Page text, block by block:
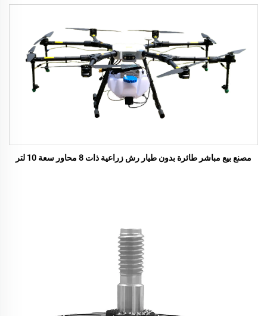
مصنع بيع مباشر طائرة بدون طيار رش زراعية ذات 8 محاور سعة 10 لتر